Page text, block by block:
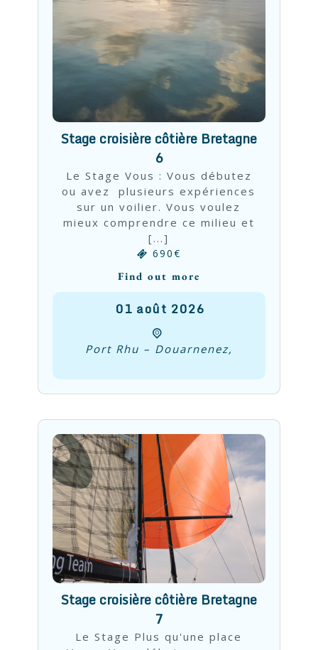
Stage croisière côtière Bretagne
6
Le Stage Vous : Vous débutez
ou avez plusieurs expériences
sur un voilier. Vous voulez
mieux comprendre ce milieu et
[...]
690€
Find out more
01 août 2026
Port Rhu – Douarnenez,
Stage croisière côtière Bretagne
7
Le Stage Plus qu'une place